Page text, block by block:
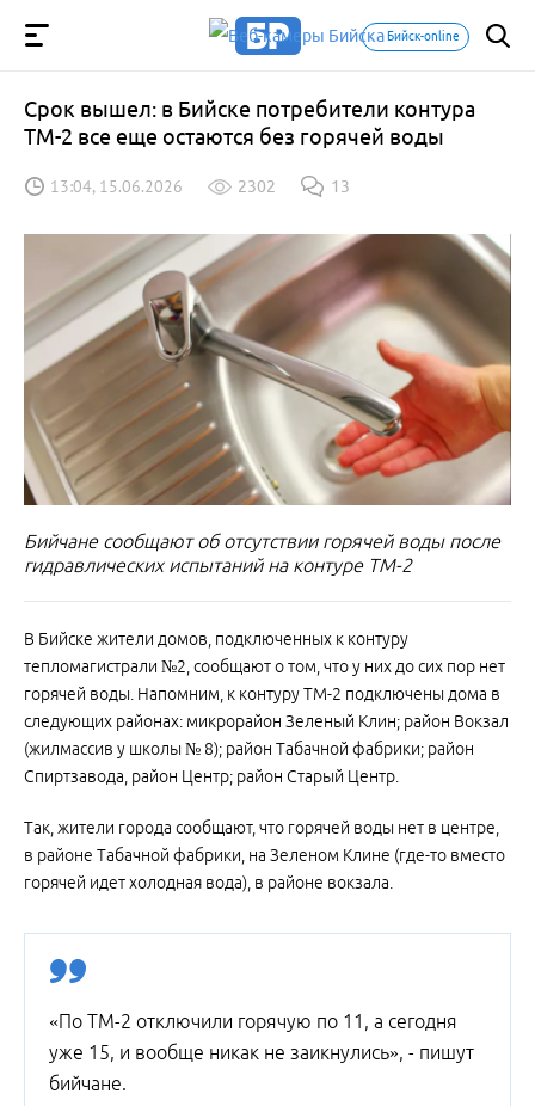
Бийск-online
Срок вышел: в Бийске потребители контура
ТМ-2 все еще остаются без горячей воды
13:04, 15.06.2026 2302 13
Бийчане сообщают об отсутствии горячей воды после
гидравлических испытаний на контуре ТМ-2
В Бийске жители домов, подключенных к контуру
тепломагистрали №2, сообщают о том, что у них до сих пор нет
горячей воды. Напомним, к контуру ТМ-2 подключены дома в
следующих районах: микрорайон Зеленый Клин; район Вокзал
(жилмассив у школы № 8); район Табачной фабрики; район
Спиртзавода, район Центр; район Старый Центр.
Так, жители города сообщают, что горячей воды нет в центре,
в районе Табачной фабрики, на Зеленом Клине (где-то вместо
горячей идет холодная вода), в районе вокзала.
«По ТМ-2 отключили горячую по 11, а сегодня
уже 15, и вообще никак не заикнулись», - пишут
бийчане.